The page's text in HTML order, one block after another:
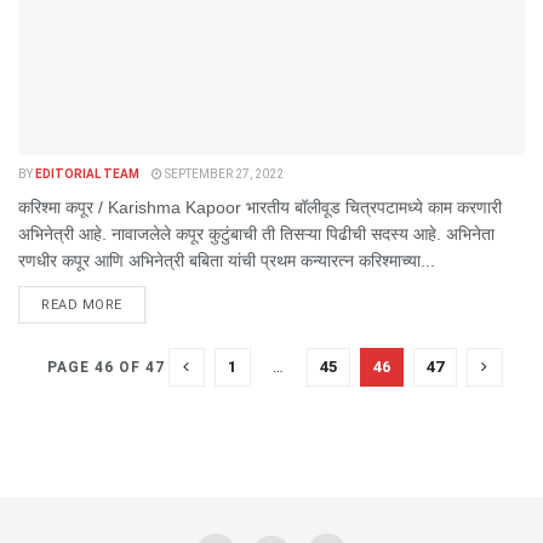
BY EDITORIAL TEAM SEPTEMBER 27, 2022
करिश्मा कपूर / Karishma Kapoor भारतीय बॉलीवूड चित्रपटामध्ये काम करणारी
अभिनेत्री आहे. नावाजलेले कपूर कुटुंबाची ती तिसऱ्या पिढीची सदस्य आहे. अभिनेता
रणधीर कपूर आणि अभिनेत्री बबिता यांची प्रथम कन्यारत्न करिश्माच्या...
READ MOREDETAILS
PAGE 46 OF 47 1 … 45 46 47